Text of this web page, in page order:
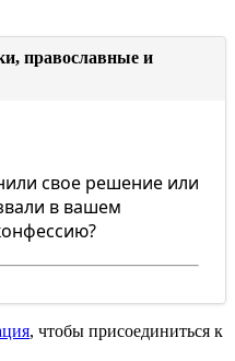
православные и
свое решение или
в вашем
, чтобы присоединиться к